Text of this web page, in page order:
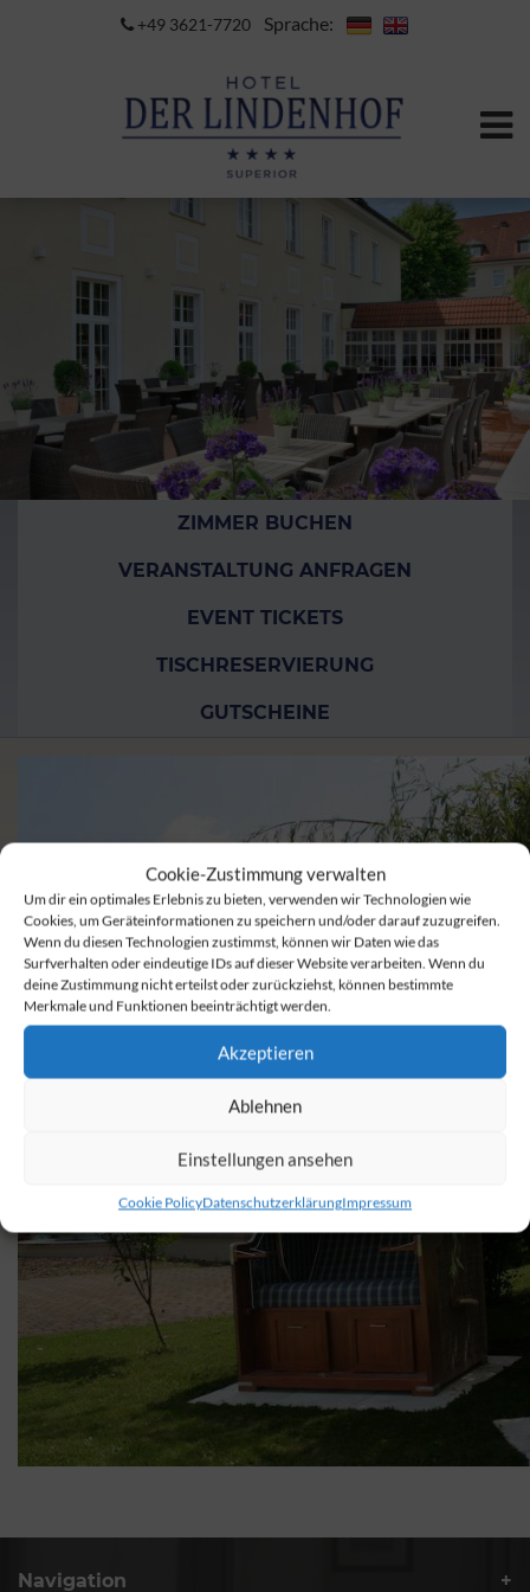
Cookie-Zustimmung verwalten
Um dir ein optimales Erlebnis zu bieten, verwenden wir Technologien wie
Cookies, um Geräteinformationen zu speichern und/oder darauf zuzugreifen.
Wenn du diesen Technologien zustimmst, können wir Daten wie das
Surfverhalten oder eindeutige IDs auf dieser Website verarbeiten. Wenn du
deine Zustimmung nicht erteilst oder zurückziehst, können bestimmte
Merkmale und Funktionen beeinträchtigt werden.
Akzeptieren
Ablehnen
Einstellungen ansehen
Cookie PolicyDatenschutzerklärungImpressum
+49 3621-7720 Sprache:
ZIMMER BUCHEN
VERANSTALTUNG ANFRAGEN
EVENT TICKETS
TISCHRESERVIERUNG
GUTSCHEINE
Navigation